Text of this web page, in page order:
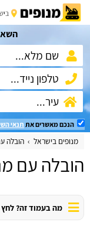
הנכם מאשרים אתתנאי
מנופים בישראל הובלה
הובלה עם
מה בעמוד זה? לחץ